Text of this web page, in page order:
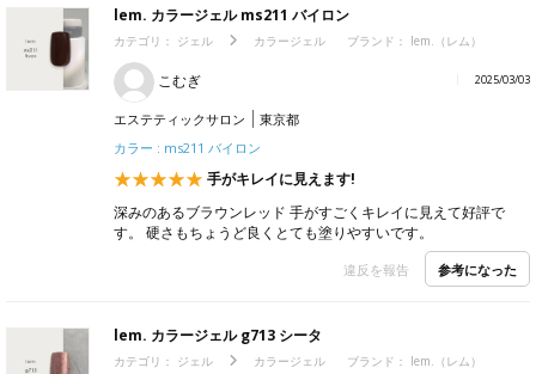
lem. カラージェル ms211 バイロン
カテゴリ： ジェル カラージェル ブランド： lem.（レム）
こむぎ 2025/03/03
エステティックサロン
東京都
カラー : ms211 バイロン
手がキレイに見えます!
深みのあるブラウンレッド 手がすごくキレイに見えて好評で
す。 硬さもちょうど良くとても塗りやすいです。
違反を報告 参考になった
lem. カラージェル g713 シータ
カテゴリ： ジェル カラージェル ブランド： lem.（レム）